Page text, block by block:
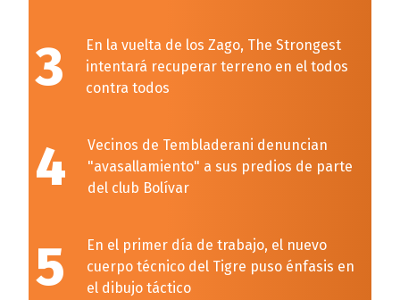
3
En la vuelta de los Zago, The Strongest
intentará recuperar terreno en el todos
contra todos
4
Vecinos de Tembladerani denuncian
"avasallamiento" a sus predios de parte
del club Bolívar
5
En el primer día de trabajo, el nuevo
cuerpo técnico del Tigre puso énfasis en
el dibujo táctico